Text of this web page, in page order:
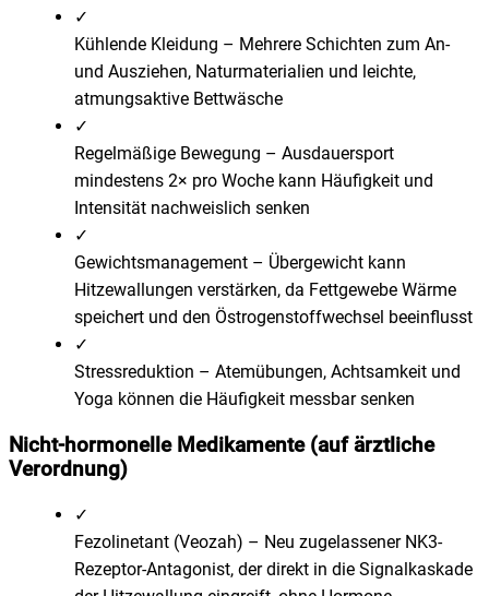
✓
Kühlende Kleidung – Mehrere Schichten zum An-
und Ausziehen, Naturmaterialien und leichte,
atmungsaktive Bettwäsche
✓
Regelmäßige Bewegung – Ausdauersport
mindestens 2× pro Woche kann Häufigkeit und
Intensität nachweislich senken
✓
Gewichtsmanagement – Übergewicht kann
Hitzewallungen verstärken, da Fettgewebe Wärme
speichert und den Östrogenstoffwechsel beeinflusst
✓
Stressreduktion – Atemübungen, Achtsamkeit und
Yoga können die Häufigkeit messbar senken
Nicht-hormonelle Medikamente (auf ärztliche
Verordnung)
✓
Fezolinetant (Veozah) – Neu zugelassener NK3-
Rezeptor-Antagonist, der direkt in die Signalkaskade